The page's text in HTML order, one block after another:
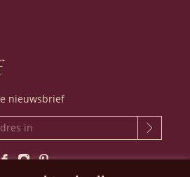
nieuwsbrief
Instagram
Pinterest